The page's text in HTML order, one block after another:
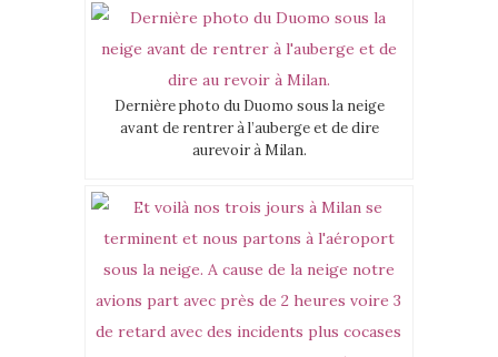
Dernière photo du Duomo sous la neige
avant de rentrer à l’auberge et de dire
aurevoir à Milan.